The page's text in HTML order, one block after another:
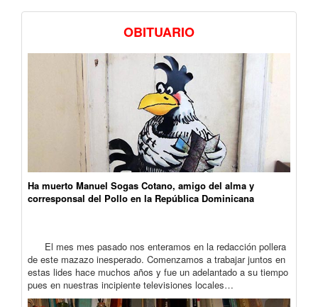
OBITUARIO
Ha muerto Manuel Sogas Cotano, amigo del alma y
corresponsal del Pollo en la República Dominicana
El mes mes pasado nos enteramos en la redacción pollera
de este mazazo inesperado. Comenzamos a trabajar juntos en
estas lides hace muchos años y fue un adelantado a su tiempo
pues en nuestras incipiente televisiones locales…